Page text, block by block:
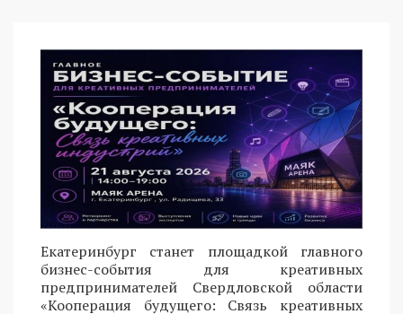
Екатеринбург станет площадкой главного
бизнес-события для креативных
предпринимателей Свердловской области
«Кооперация будущего: Связь креативных